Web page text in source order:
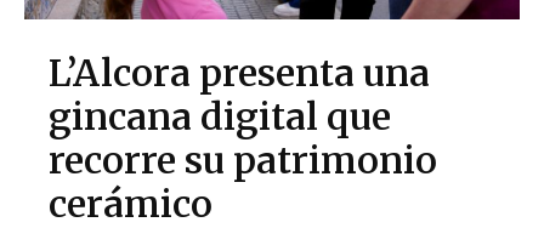
L’Alcora presenta una
gincana digital que
recorre su patrimonio
cerámico